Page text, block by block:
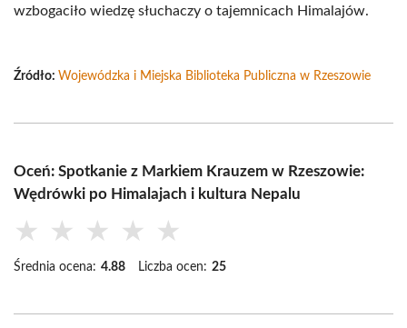
wzbogaciło wiedzę słuchaczy o tajemnicach Himalajów.
Źródło: Wojewódzka i Miejska Biblioteka Publiczna w Rzeszowie
Oceń: Spotkanie z Markiem Krauzem w Rzeszowie:
Wędrówki po Himalajach i kultura Nepalu
★ ★ ★ ★ ★
Średnia ocena: 4.88 Liczba ocen: 25